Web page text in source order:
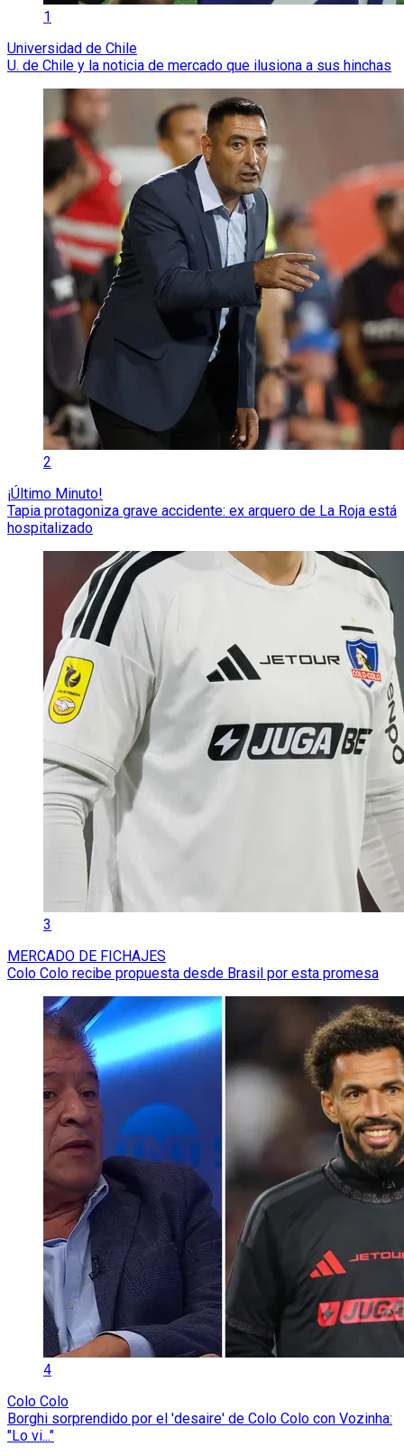
1
Universidad de Chile
U. de Chile y la noticia de mercado que ilusiona a sus hinchas
2
¡Último Minuto!
Tapia protagoniza grave accidente: ex arquero de La Roja está
hospitalizado
3
MERCADO DE FICHAJES
Colo Colo recibe propuesta desde Brasil por esta promesa
4
Colo Colo
Borghi sorprendido por el 'desaire' de Colo Colo con Vozinha:
"Lo vi..."